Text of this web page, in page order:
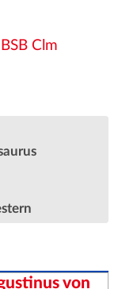
Clm
von